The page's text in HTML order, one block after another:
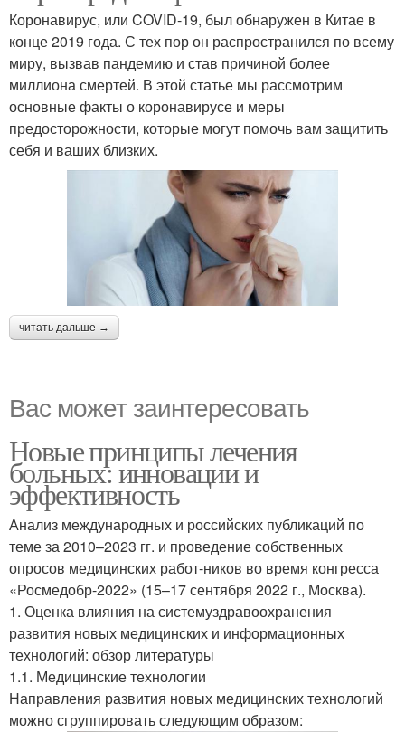
Коронавирус, или COVID-19, был обнаружен в Китае в
конце 2019 года. С тех пор он распространился по всему
миру, вызвав пандемию и став причиной более
миллиона смертей. В этой статье мы рассмотрим
основные факты о коронавирусе и меры
предосторожности, которые могут помочь вам защитить
себя и ваших близких.
читать дальше →
Вас может заинтересовать
Новые принципы лечения
больных: инновации и
эффективность
Анализ международных и российских публикаций по
теме за 2010–2023 гг. и проведение собственных
опросов медицинских работ-ников во время конгресса
«Росмедобр-2022» (15–17 сентября 2022 г., Москва).
1. Оценка влияния на системуздравоохранения
развития новых медицинских и информационных
технологий: обзор литературы
1.1. Медицинские технологии
Направления развития новых медицинских технологий
можно сгруппировать следующим образом: